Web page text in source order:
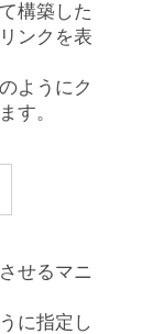
構築した
ンクを表
ようにク
す。
せるマニ
に指定し